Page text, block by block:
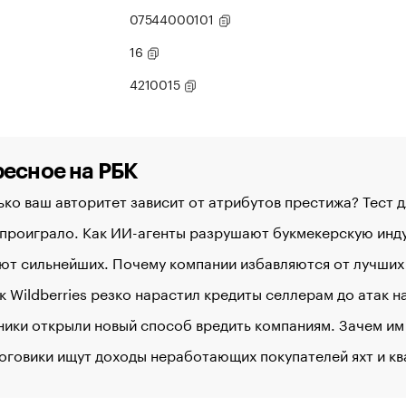
07544000101
16
4210015
на РБК
ваш авторитет зависит от атрибутов престижа? Тест
Как ИИ-агенты разрушают букмекерскую
сильнейших. Почему компании избавляются от лучших
Wildberries резко нарастил кредиты селлерам до атак
открыли новый способ вредить компаниям. Зачем
ищут доходы неработающих покупателей яхт и